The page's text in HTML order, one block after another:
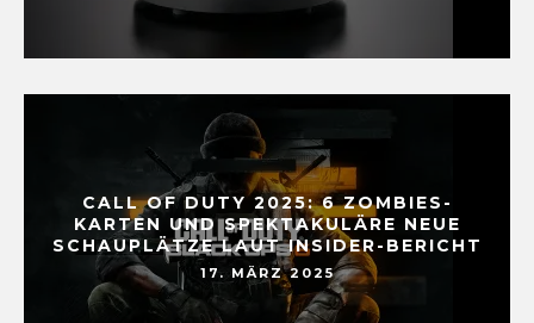
CALL OF DUTY 2025: 6 ZOMBIES-
KARTEN UND SPEKTAKULÄRE NEUE
SCHAUPLÄTZE LAUT INSIDER-BERICHT
17. MÄRZ 2025